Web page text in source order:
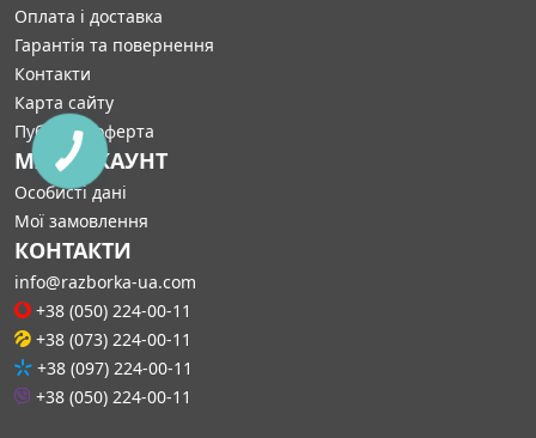
Оплата і доставка
Гарантія та повернення
Контакти
Карта сайту
Публічна оферта
МІЙ АККАУНТ
Особисті дані
Мої замовлення
КОНТАКТИ
info@razborka-ua.com
+38 (050) 224-00-11
+38 (073) 224-00-11
+38 (097) 224-00-11
+38 (050) 224-00-11